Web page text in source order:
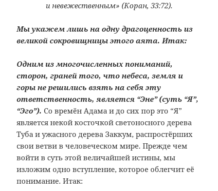
и невежественным» (Коран, 33:72).
Мы укажем лишь на одну драгоценность из
великой сокровищницы этого аята. Итак:
Одним из многочисленных пониманий,
сторон, граней того, что небеса, земля и
горы не решились взять на себя эту
ответственность, является “Эне” (суть “Я”,
“Эго”). Со времён Адама и до сих пор это “Я”
является некой косточкой светоносного дерева
Туба и ужасного дерева Заккум, распростёрших
свои ветви в человеческом мире. Прежде чем
войти в суть этой величайшей истины, мы
изложим одно вступление, которое облегчит её
понимание. Итак: